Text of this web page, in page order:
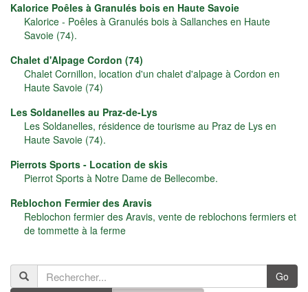
Kalorice Poêles à Granulés bois en Haute Savoie
Kalorice - Poêles à Granulés bois à Sallanches en Haute
Savoie (74).
Chalet d'Alpage Cordon (74)
Chalet Cornillon, location d'un chalet d'alpage à Cordon en
Haute Savoie (74)
Les Soldanelles au Praz-de-Lys
Les Soldanelles, résidence de tourisme au Praz de Lys en
Haute Savoie (74).
Pierrots Sports - Location de skis
Pierrot Sports à Notre Dame de Bellecombe.
Reblochon Fermier des Aravis
Reblochon fermier des Aravis, vente de reblochons fermiers et
de tommette à la ferme
Go